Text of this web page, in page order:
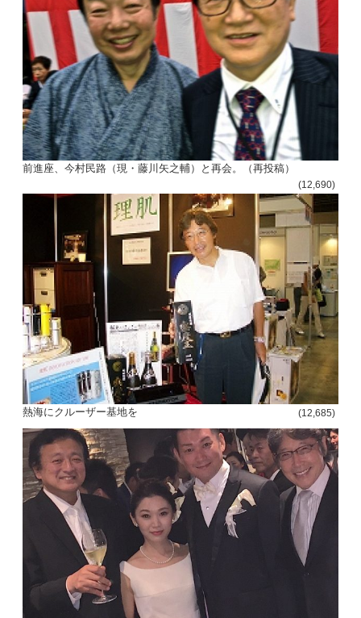
前進座、今村民路（現・藤川矢之輔）と再会。（再投稿）
(12,690)
熱海にクルーザー基地を (12,685)